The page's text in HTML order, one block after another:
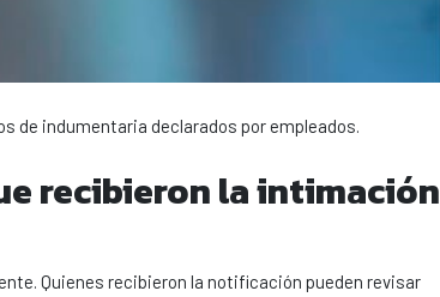
de indumentaria declarados por empleados.
recibieron la intimación
Quienes recibieron la notificación pueden revisar